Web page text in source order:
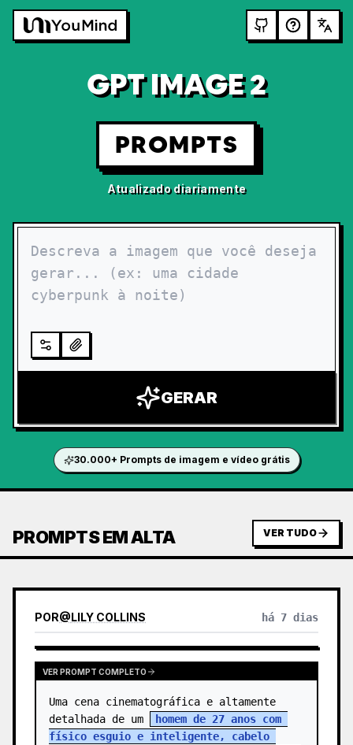
GPT IMAGE 2
PROMPTS
Atualizado diariamente
GERAR
30.000+ Prompts de imagem e vídeo grátis
PROMPTS EM ALTA VER TUDO
POR@LILY COLLINS há 7 dias
VER PROMPT COMPLETO
Uma cena cinematográfica e altamente
detalhada de um
homem de 27 anos com
físico esguio e inteligente, cabelo